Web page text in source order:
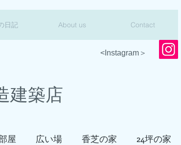
日記 About us Contact
<Instagram＞
建築店
屋 広い場 香芝の家 24坪の家